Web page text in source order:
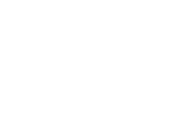
RUBBER (PACK OF 5)